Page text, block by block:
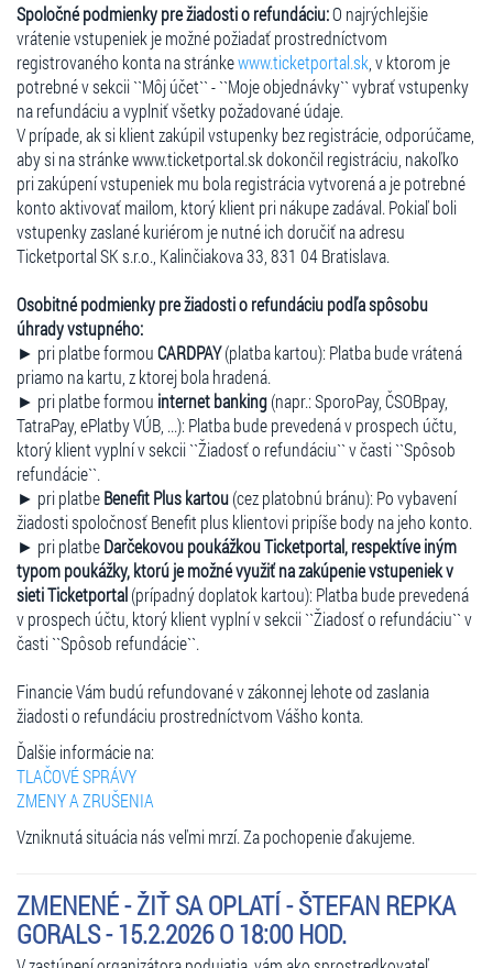
Spoločné podmienky pre žiadosti o refundáciu:O najrýchlejšie
vrátenie vstupeniek je možné požiadať prostredníctvom
registrovaného konta na stránkewww.ticketportal.sk , v ktorom je
potrebné v sekcii ``Môj účet`` - ``Moje objednávky`` vybrať vstupenky
na refundáciu a vyplniť všetky požadované údaje.
V prípade, ak si klient zakúpil vstupenky bez registrácie, odporúčame,
aby si na stránke www.ticketportal.sk dokončil registráciu, nakoľko
pri zakúpení vstupeniek mu bola registrácia vytvorená a je potrebné
konto aktivovať mailom, ktorý klient pri nákupe zadával. Pokiaľ boli
vstupenky zaslané kuriérom je nutné ich doručiť na adresu
Ticketportal SK s.r.o., Kalinčiakova 33, 831 04 Bratislava.
Osobitné podmienky pre žiadosti o refundáciu podľa spôsobu
úhrady vstupného:
► pri platbe formouCARDPAY(platba kartou): Platba bude vrátená
priamo na kartu, z ktorej bola hradená.
► pri platbe formou internet banking(napr.: SporoPay, ČSOBpay,
TatraPay, ePlatby VÚB, ...): Platba bude prevedená v prospech účtu,
ktorý klient vyplní v sekcii ``Žiadosť o refundáciu`` v časti ``Spôsob
refundácie``.
► pri platbeBenefit Plus kartou(cez platobnú bránu): Po vybavení
žiadosti spoločnosť Benefit plus klientovi pripíše body na jeho konto.
► pri platbeDarčekovou poukážkou Ticketportal, respektíve iným
typom poukážky, ktorú je možné využiť na zakúpenie vstupeniek v
sieti Ticketportal(prípadný doplatok kartou): Platba bude prevedená
v prospech účtu, ktorý klient vyplní v sekcii ``Žiadosť o refundáciu`` v
časti ``Spôsob refundácie``.
Financie Vám budú refundované v zákonnej lehote od zaslania
žiadosti o refundáciu prostredníctvom Vášho konta.
Ďalšie informácie na:
TLAČOVÉ SPRÁVY
ZMENY A ZRUŠENIA
Vzniknutá situácia nás veľmi mrzí. Za pochopenie ďakujeme.
ZMENENÉ - ŽIŤ SA OPLATÍ - ŠTEFAN REPKA
GORALS - 15.2.2026 O 18:00 HOD.